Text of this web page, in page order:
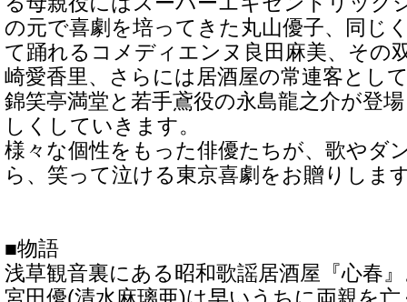
の元で喜劇を培ってきた丸山優子、同じ
て踊れるコメディエンヌ良田麻美、その
崎愛香里、さらには居酒屋の常連客とし
錦笑亭満堂と若手鳶役の永島龍之介が登
しくしていきます。
様々な個性をもった俳優たちが、歌やダ
ら、笑って泣ける東京喜劇をお贈りしま
■物語
浅草観音裏にある昭和歌謡居酒屋『心春